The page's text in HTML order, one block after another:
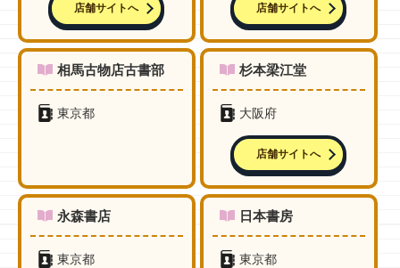
店舗サイトへ 店舗サイトへ
相馬古物店古書部
東京都
杉本梁江堂
大阪府
店舗サイトへ
永森書店
東京都
日本書房
東京都